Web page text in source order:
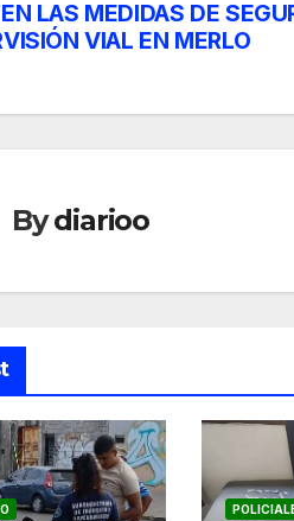
LAS MEDIDAS DE
VIAL EN MERLO
Bydiarioo